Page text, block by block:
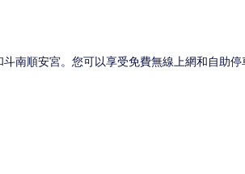
南順安宮。您可以享受免費無線上網和自助停